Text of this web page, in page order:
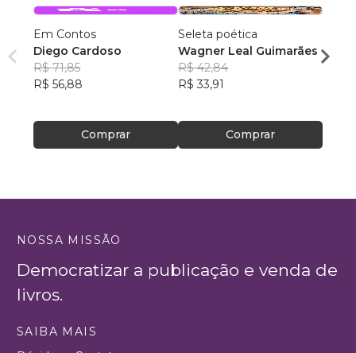
Em Contos
Diego Cardoso
R$ 71,85
R$ 56,88
Comprar
Seleta poética
Wagner Leal Guimarães
R$ 42,84
R$ 33,91
Comprar
ainda
Carla
NOSSA MISSÃO
Democratizar a publicação e venda de
livros.
SAIBA MAIS